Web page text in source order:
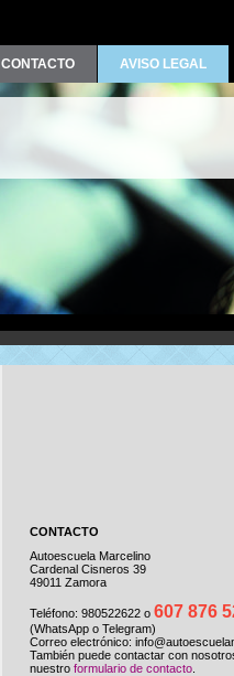
CONTACTO AVISO LEGAL
CONTACTO
Autoescuela Marcelino
Cardenal Cisneros 39
49011 Zamora
Teléfono: 980522622 o 607 876
(WhatsApp o Telegram)
Correo electrónico:
También puede contactar con
nuestro formulario de contacto